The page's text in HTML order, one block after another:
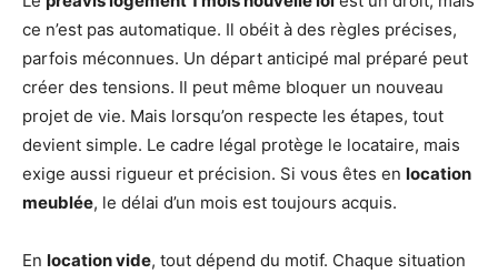
ce n’est pas automatique. Il obéit à des règles précises,
parfois méconnues. Un départ anticipé mal préparé peut
créer des tensions. Il peut même bloquer un nouveau
projet de vie. Mais lorsqu’on respecte les étapes, tout
devient simple. Le cadre légal protège le locataire, mais
exige aussi rigueur et précision. Si vous êtes en location
meublée, le délai d’un mois est toujours acquis.
En location vide, tout dépend du motif. Chaque situation